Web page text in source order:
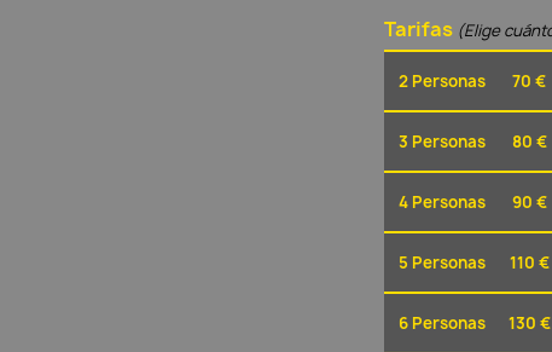
Tarifas (Elige
2 Personas 70 €
3 Personas 80 €
4 Personas 90 €
5 Personas 110 €
6 Personas 130 €